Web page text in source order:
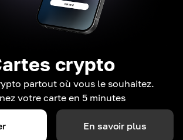
crypto
partout où vous le souhaitez.
votre carte en 5 minutes
En savoir plus